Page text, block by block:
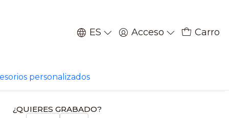
ES Acceso Carro
personalizadosde rostro
¿QUIERES GRABADO?